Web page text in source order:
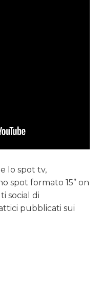
lo spot tv,
spot formato 15” on
social di
pubblicati sui